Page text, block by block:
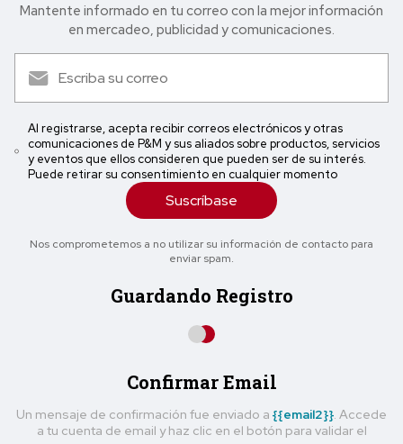
Mantente informado en tu correo con la mejor in formación
en mercadeo, publicidad y comunicaciones.
Al registrarse, acepta recibir correos electrónicos y otras
comunicaciones de P&M y sus aliados sobre productos, servicios
y eventos que ellos consideren que pueden ser de su interés.
Puede retirar su consentimiento en cualquier momento
Suscríbase
Nos comprometemos a no utilizar su información de contacto para
enviar spam.
Guardando Registro
Confirmar Email
Un mensaje de confirmación fue enviado a {{email2}} . Accede
a tu cuenta de email y haz clic en el botón para validar el